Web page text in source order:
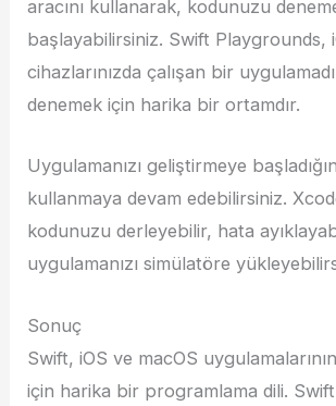
aracını kullanarak, kodunuzu
başlayabilirsiniz. Swift Playgrounds,
cihazlarınızda çalışan bir
denemek için harika bir ortamdır.
Uygulamanızı geliştirmeye
kullanmaya devam edebilirsiniz.
kodunuzu derleyebilir, hata
uygulamanızı simülatöre
Sonuç
Swift, iOS ve macOS
için harika bir programlama dili. Swift